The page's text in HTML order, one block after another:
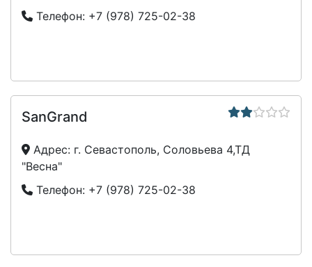
Телефон: +7 (978) 725-02-38
SanGrand
Адрес: г. Севастополь, Соловьева 4,ТД
"Весна"
Телефон: +7 (978) 725-02-38